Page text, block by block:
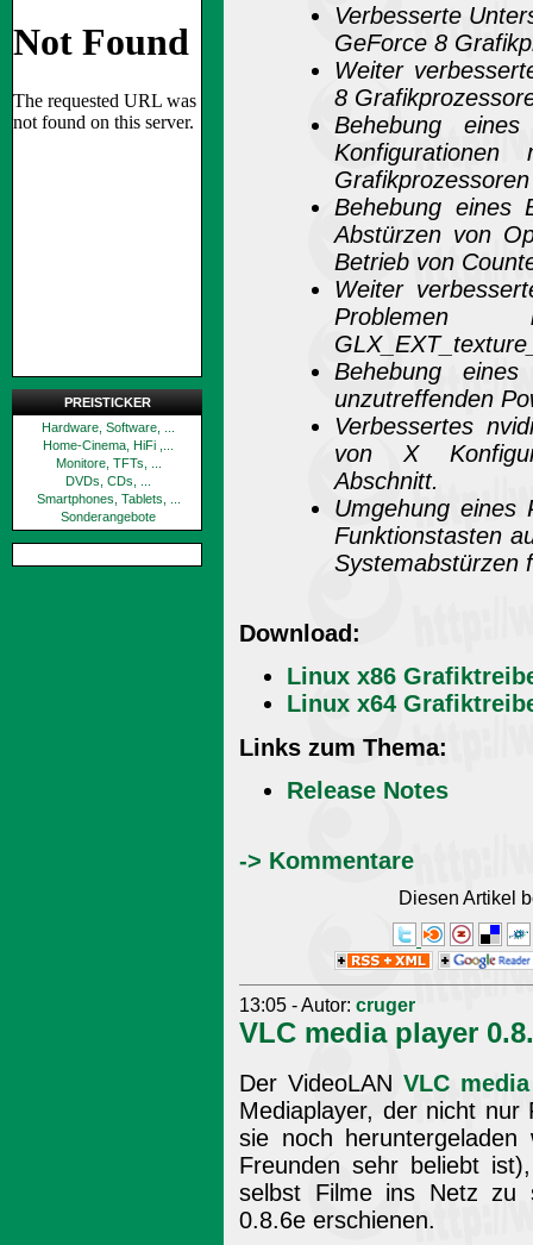
PREISTICKER
Hardware, Software, ...
Home-Cinema, HiFi ,...
Monitore, TFTs, ...
DVDs, CDs, ...
Smartphones, Tablets, ...
Sonderangebote
Verbesserte
GeForce 8
Weiter
8
Behebung
Behebung eines
Abstürzen von
Betrieb von
Weiter
Behebung
unzutreffenden
Verbessertes
von X
Abschnitt.
Umgehung eines
Funktionstasten
Systemabstürzen
Download:
Linux x86
Linux x64
Links zum Thema:
Release Notes
-> Kommentare
Diesen Artikel
13:05 - Autor: cruger
VLC media player
Der VideoLANVLC
Mediaplayer, der nicht nur
sie noch
Freunden sehr beliebt
selbst Filme ins Netz zu
0.8.6e erschienen.